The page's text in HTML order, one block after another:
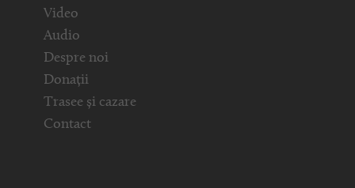
Video
Audio
Despre noi
Donații
Trasee și cazare
Contact